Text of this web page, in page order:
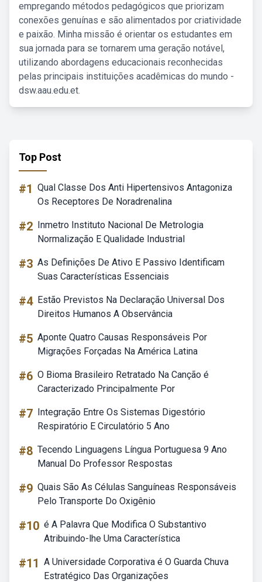
empregando métodos pedagógicos que priorizam
conexões genuínas e são alimentados por criatividade
e paixão. Minha missão é orientar os estudantes em
sua jornada para se tornarem uma geração notável,
utilizando abordagens educacionais reconhecidas
pelas principais instituições acadêmicas do mundo -
dsw.aau.edu.et.
Top Post
#1 Qual Classe Dos Anti Hipertensivos Antagoniza
Os Receptores De Noradrenalina
#2 Inmetro Instituto Nacional De Metrologia
Normalização E Qualidade Industrial
#3 As Definições De Ativo E Passivo Identificam
Suas Características Essenciais
#4 Estão Previstos Na Declaração Universal Dos
Direitos Humanos A Observância
#5 Aponte Quatro Causas Responsáveis Por
Migrações Forçadas Na América Latina
#6 O Bioma Brasileiro Retratado Na Canção é
Caracterizado Principalmente Por
#7 Integração Entre Os Sistemas Digestório
Respiratório E Circulatório 5 Ano
#8 Tecendo Linguagens Língua Portuguesa 9 Ano
Manual Do Professor Respostas
#9 Quais São As Células Sanguíneas Responsáveis
Pelo Transporte Do Oxigênio
#10 é A Palavra Que Modifica O Substantivo
Atribuindo-lhe Uma Característica
#11 A Universidade Corporativa é O Guarda Chuva
Estratégico Das Organizações